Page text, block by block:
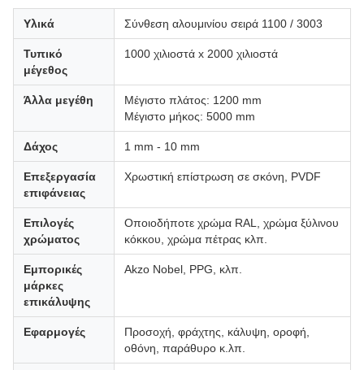
Υλικά Σύνθεση αλουμινίου σειρά 1100 / 3003
Τυπικό
μέγεθος
1000 χιλιοστά x 2000 χιλιοστά
Άλλα μεγέθη
Μέγιστο πλάτος: 1200 mm
Μέγιστο μήκος: 5000 mm
Δάχος 1 mm - 10 mm
Επεξεργασία
επιφάνειας
Χρωστική επίστρωση σε σκόνη, PVDF
Επιλογές
χρώματος
Οποιοδήποτε χρώμα RAL, χρώμα ξύλινου
κόκκου, χρώμα πέτρας κλπ.
Εμπορικές
μάρκες
επικάλυψης
Akzo Nobel, PPG, κλπ.
Εφαρμογές
Προσοχή, φράχτης, κάλυψη, οροφή,
οθόνη, παράθυρο κ.λπ.